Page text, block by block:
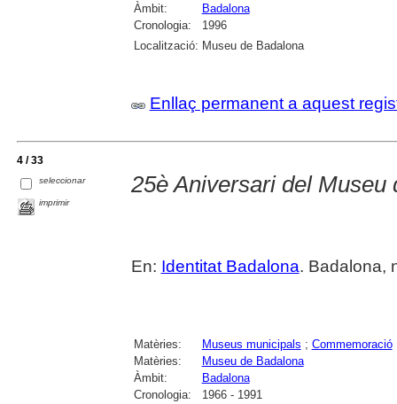
Àmbit:
Badalona
Cronologia:
1996
Localització: Museu de Badalona
Enllaç permanent a aquest
4 / 33
seleccionar
imprimir
25è Aniversari del Museu
En: Identitat Badalona. Badalona,
Matèries: Museus municipals ; Commemoració
Matèries:
Museu de Badalona
Àmbit:
Badalona
Cronologia:
1966 - 1991